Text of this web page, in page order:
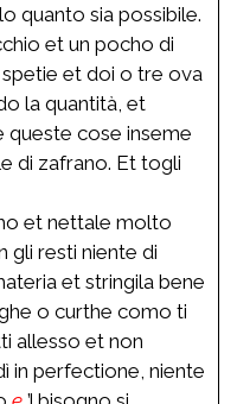
quanto sia possibile.
et un pocho di
et doi o tre ova
la quantità, et
cose inseme
di zafrano. Et togli
et nettale molto
gli resti niente di
et stringila bene
o curthe como ti
allesso et non
in perfectione, niente